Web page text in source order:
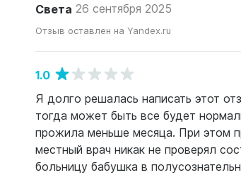
Света 26 сентября 2025
Отзыв оставлен на Yandex.ru
1.0
Я долго решалась написать этот
тогда может быть все будет
прожила меньше месяца. При этом
местный врач никак не проверял
больницу бабушка в